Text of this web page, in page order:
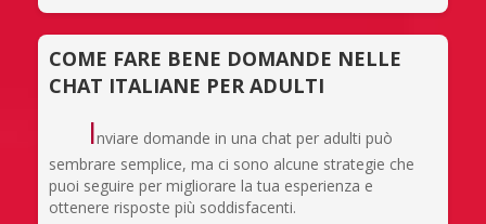
COME FARE BENE DOMANDE NELLE
CHAT ITALIANE PER ADULTI
Inviare domande in una chat per adulti può
sembrare semplice, ma ci sono alcune strategie che
puoi seguire per migliorare la tua esperienza e
ottenere risposte più soddisfacenti.